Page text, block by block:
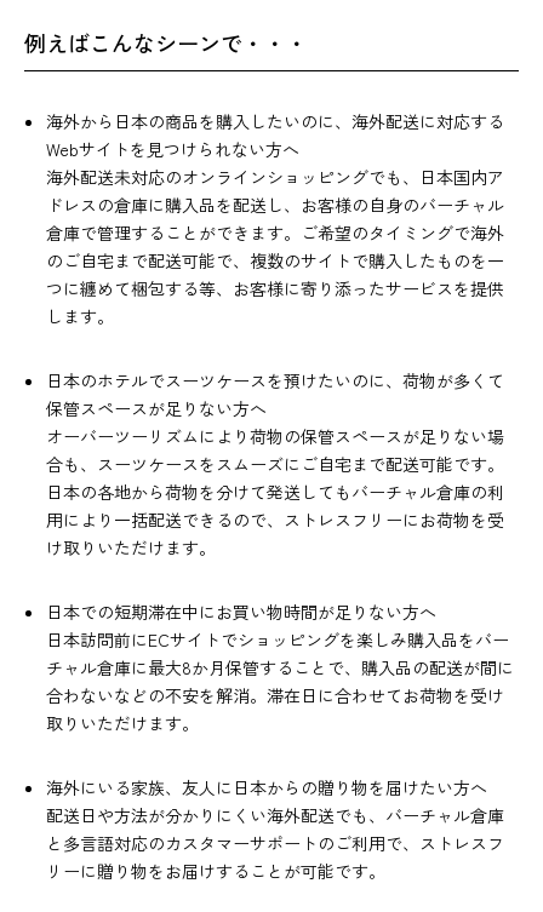
例えばこんなシーンで・・・
海外から日本の商品を購入したいのに、海外配送に対応する
Webサイトを見つけられない方へ
海外配送未対応のオンラインショッピングでも、日本国内ア
ドレスの倉庫に購入品を配送し、お客様の自身のバーチャル
倉庫で管理することができます。ご希望のタイミングで海外
のご自宅まで配送可能で、複数のサイトで購入したものを一
つに纏めて梱包する等、お客様に寄り添ったサービスを提供
します。
日本のホテルでスーツケースを預けたいのに、荷物が多くて
保管スペースが足りない方へ
オーバーツーリズムにより荷物の保管スペースが足りない場
合も、スーツケースをスムーズにご自宅まで配送可能です。
日本の各地から荷物を分けて発送してもバーチャル倉庫の利
用により一括配送できるので、ストレスフリーにお荷物を受
け取りいただけます。
日本での短期滞在中にお買い物時間が足りない方へ
日本訪問前にECサイトでショッピングを楽しみ購入品をバー
チャル倉庫に最大8か月保管することで、購入品の配送が間に
合わないなどの不安を解消。滞在日に合わせてお荷物を受け
取りいただけます。
海外にいる家族、友人に日本からの贈り物を届けたい方へ
配送日や方法が分かりにくい海外配送でも、バーチャル倉庫
と多言語対応のカスタマーサポートのご利用で、ストレスフ
リーに贈り物をお届けすることが可能です。